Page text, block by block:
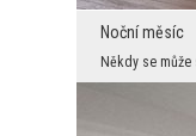
Noční měsíc